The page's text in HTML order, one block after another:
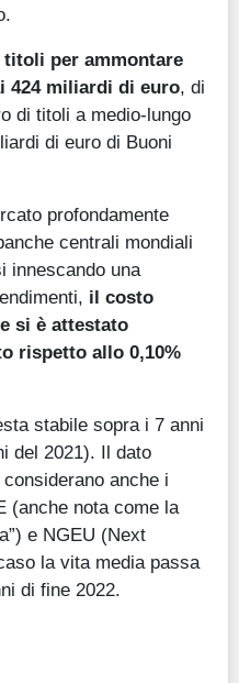
titoli per ammontare
424 miliardi di euro, di
di titoli a medio-lungo
di euro di Buoni
profondamente
centrali mondiali
innescando una
il costo
si è attestato
rispetto allo 0,10%
stabile sopra i 7 anni
del 2021). Il dato
anche i
(anche nota come la
e NGEU (Next
la vita media passa
di fine 2022.